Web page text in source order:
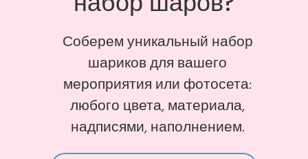
Соберем уникальный набор
шариков для вашего
мероприятия или фотосета:
любого цвета, материала,
надписями, наполнением.